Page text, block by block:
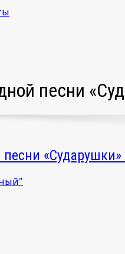
песни
«Сударушки»